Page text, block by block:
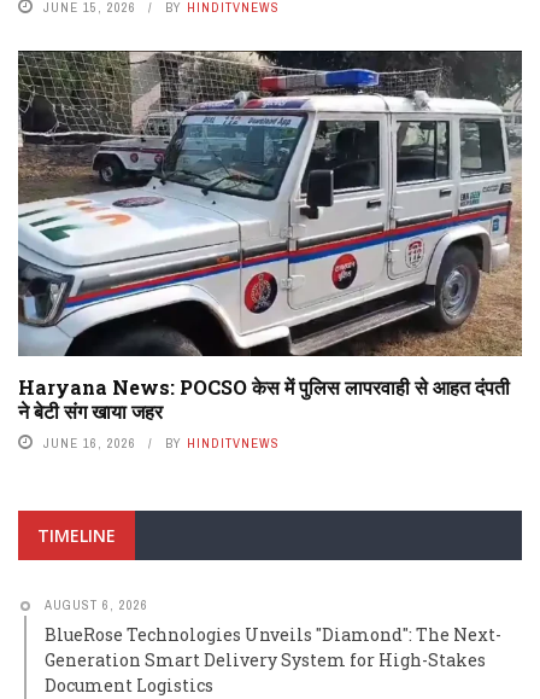
JUNE 15, 2026 BY HINDITVNEWS
Haryana News: POCSO केस में पुलिस लापरवाही से आहत दंपती
ने बेटी संग खाया जहर
JUNE 16, 2026 BY HINDITVNEWS
TIMELINE
AUGUST 6, 2026
BlueRose Technologies Unveils "Diamond": The Next-
Generation Smart Delivery System for High-Stakes
Document Logistics